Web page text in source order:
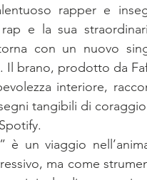
rapper e
rap e la sua
con un nuovo
Il brano, prodotto da
interiore,
tangibili di
è un viaggio
ma come